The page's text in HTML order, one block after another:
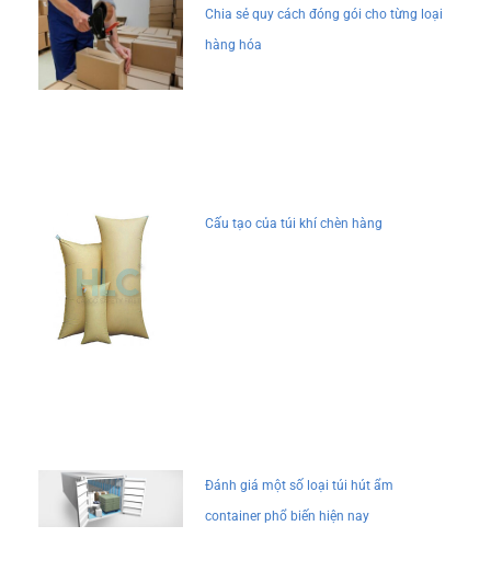
Chia sẻ quy cách đóng gói cho từng loại
hàng hóa
Cấu tạo của túi khí chèn hàng
Đánh giá một số loại túi hút ẩm
container phổ biến hiện nay